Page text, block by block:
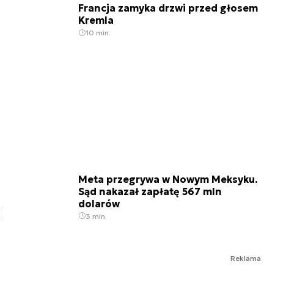
Francja zamyka drzwi przed głosem
Kremla
10 min.
Meta przegrywa w Nowym Meksyku.
Sąd nakazał zapłatę 567 mln
dolarów
3 min.
Reklama